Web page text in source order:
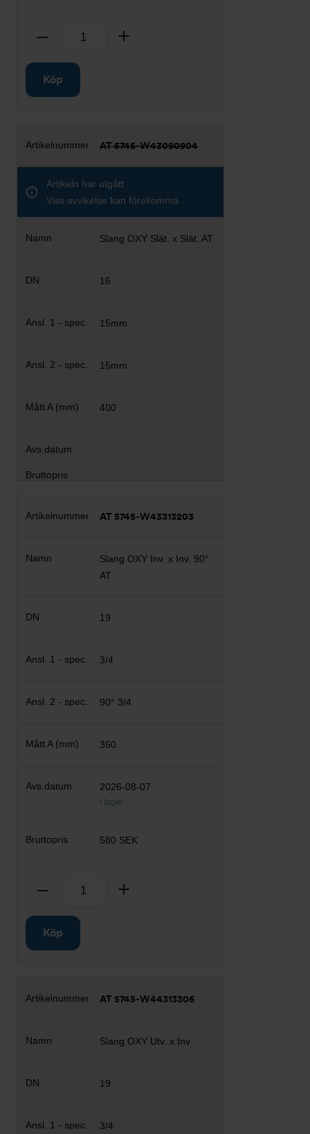
Ta bort
Köp
AT 5745-W43090904
Artikeln har utgått
Viss avvikelse kan förekomma
Slang OXY Slät. x Slät. AT
16
15mm
15mm
400
AT 5745-W43313203
Slang OXY Inv. x Inv. 90°
AT
19
3/4
90° 3/4
350
2026-08-07
I lager
580 SEK
Ta bort
Köp
AT 5745-W44313306
Slang OXY Utv. x Inv
19
3/4